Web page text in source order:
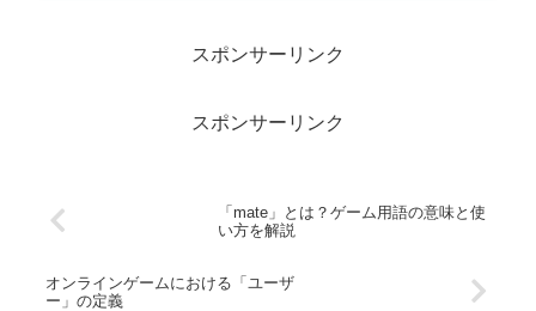
スポンサーリンク
スポンサーリンク
「mate」とは？ゲーム用語の意味と使
い方を解説
オンラインゲームにおける「ユーザ
ー」の定義